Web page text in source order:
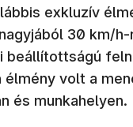
exkluzív
30 km/
beállítottságú
volt a
és munkahelyen.